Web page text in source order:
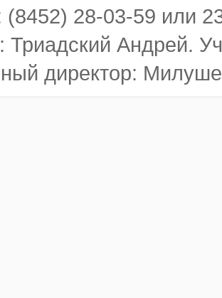
28-03-59 или
Триадский Андрей.
директор: